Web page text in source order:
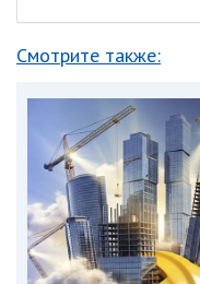
Смотрите также: